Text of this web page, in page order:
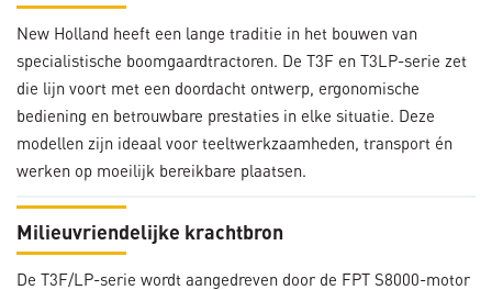
New Holland heeft een lange traditie in het bouwen van
specialistische boomgaardtractoren. De T3F en T3LP-serie zet
die lijn voort met een doordacht ontwerp, ergonomische
bediening en betrouwbare prestaties in elke situatie. Deze
modellen zijn ideaal voor teeltwerkzaamheden, transport én
werken op moeilijk bereikbare plaatsen.
Milieuvriendelijke krachtbron
De T3F/LP-serie wordt aangedreven door de FPT S8000-motor